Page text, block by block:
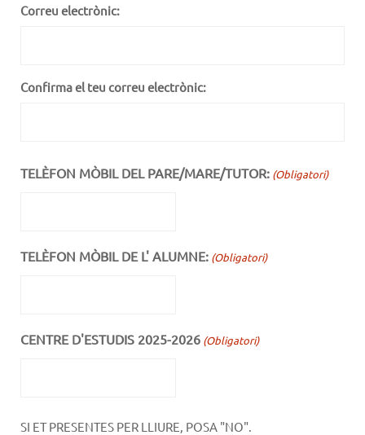
Correu electrònic:
Confirma el teu correu electrònic:
TELÈFON MÒBIL DEL PARE/MARE/TUTOR: (Obligatori)
TELÈFON MÒBIL DE L' ALUMNE: (Obligatori)
CENTRE D'ESTUDIS 2025-2026 (Obligatori)
SI ET PRESENTES PER LLIURE, POSA "NO".